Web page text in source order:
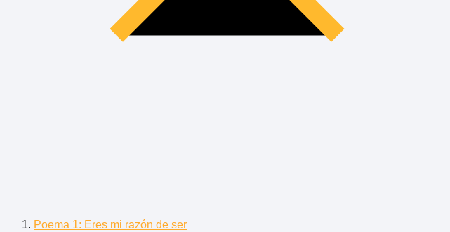
Poema 1: Eres mi razón de ser